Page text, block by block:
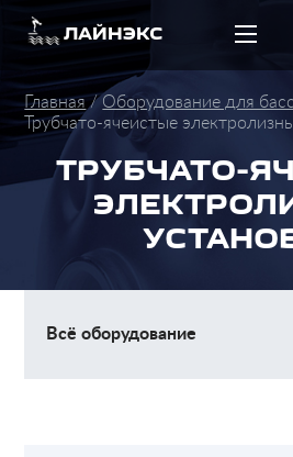
ЛАЙНЭКС
Главная
Оборудование для
Трубчато-ячеистые
ТРУБЧАТО-
Всё оборудование